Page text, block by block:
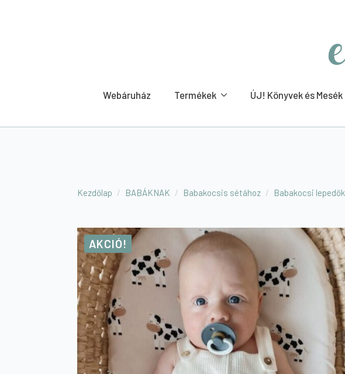
Webáruház Termékek ÚJ! Könyvek és Mesék
Kezdőlap BABÁKNAK Babakocsis sétához Babakocsi lepedők
AKCIÓ!